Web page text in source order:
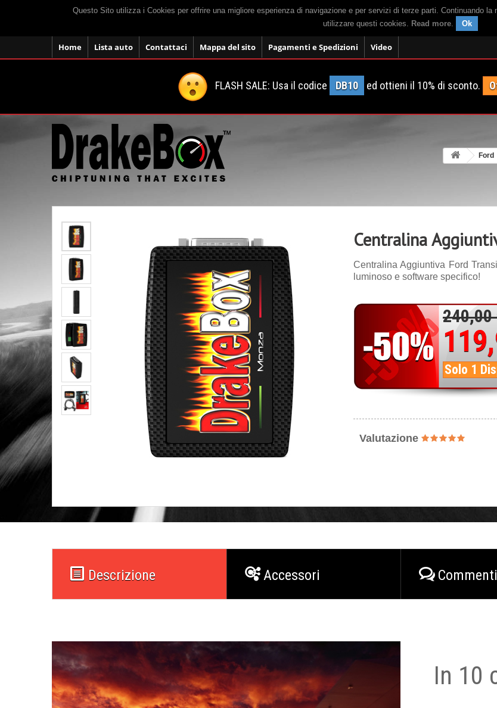
Questo Sito utilizza i Cookies per offrire una migliore esperienza di navigazione e per servizi di terze parti. Continuando
utilizzare questi cookies. Read more. Ok
Home Lista auto Contattaci Mappa del sito Pagamenti e Spedizioni Video
FLASH SALE: Usa il codice DB10 ed ottieni il 10% di sconto.
Ford
Centralina
Centralina Aggiuntiva Ford
luminoso e software specifico!
240,00
Solo 1
Valutazione
Descrizione Accessori Commenti
In 10